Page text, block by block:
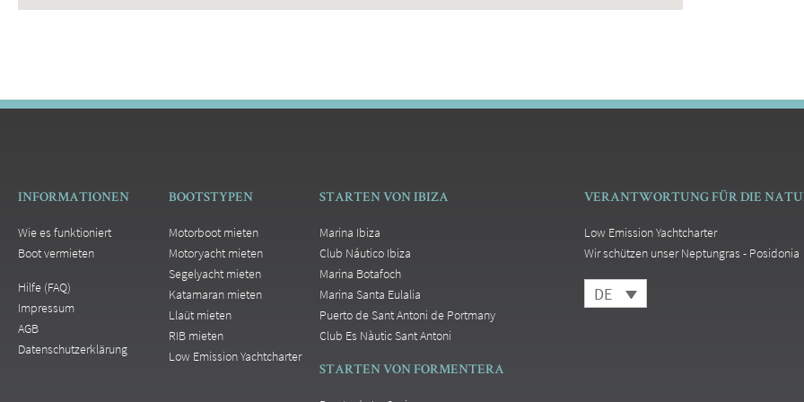
INFORMATIONEN
Wie es funktioniert
Boot vermieten
Hilfe (FAQ)
Impressum
AGB
Datenschutzerklärung
BOOTSTYPEN
Motorboot mieten
Motoryacht mieten
Segelyacht mieten
Katamaran mieten
Llaüt mieten
RIB mieten
Low Emission Yachtcharter
STARTEN VON IBIZA
Marina Ibiza
Club Náutico Ibiza
Marina Botafoch
Marina Santa Eulalia
Puerto de Sant Antoni de Portmany
Club Es Nàutic Sant Antoni
STARTEN VON FORMENTERA
VERANTWORTUNG FÜR DIE
Low Emission Yachtcharter
Wir schützen unser Neptungras - Posidonia
DE